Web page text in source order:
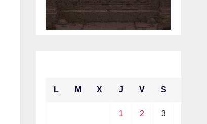
L M X J V S
1 2 3